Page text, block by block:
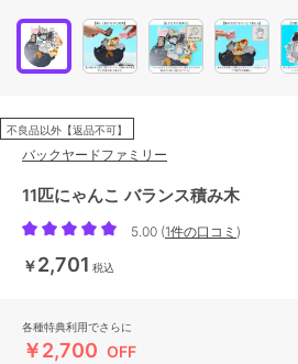
不良品以外【返品不可】
バックヤードファミリー
11匹にゃんこ バランス積み木
5.00 (1件の口コミ )
￥2,701 税込
各種特典利用でさらに
￥2,700 OFF